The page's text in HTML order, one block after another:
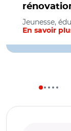
Jeunesse,
En savoir